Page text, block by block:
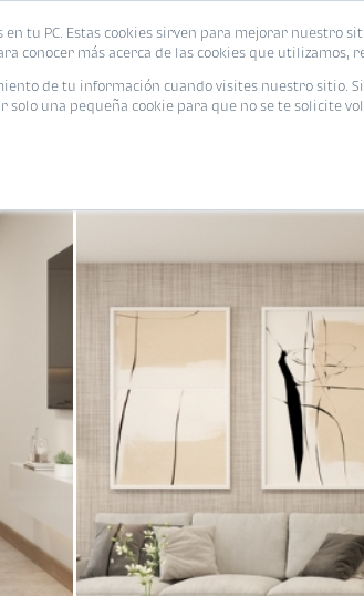
en tu PC. Estas cookies sirven para mejorar nuestro
conocer más acerca de las cookies que utilizamos,
de tu información cuando visites nuestro sitio.
solo una pequeña cookie para que no se te solicite
Viviendas Eventos